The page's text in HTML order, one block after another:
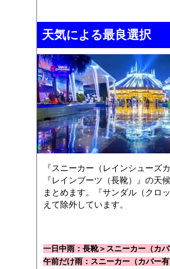
天気による最良選択
『スニーカー（レインシューズ
『レインブーツ（長靴）』の天
まとめます。『サンダル（クロ
えて除外しています。
一日中雨：長靴＞スニーカー（カバ
午前だけ雨：スニーカー（カバー